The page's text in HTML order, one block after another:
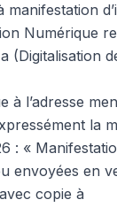
Numérique
(Digitalisation
à l’adresse
la
: «
envoyées en
copie à